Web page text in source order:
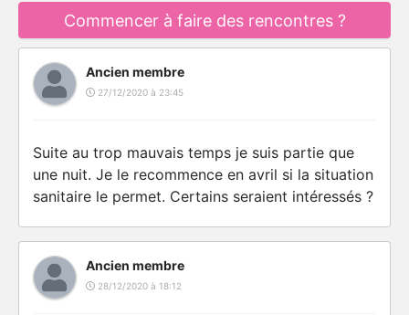
Commencer à faire des rencontres ?
Ancien membre
27/12/2020 à 23:45
Suite au trop mauvais temps je suis partie que
une nuit. Je le recommence en avril si la situation
sanitaire le permet. Certains seraient intéressés ?
Ancien membre
28/12/2020 à 18:12